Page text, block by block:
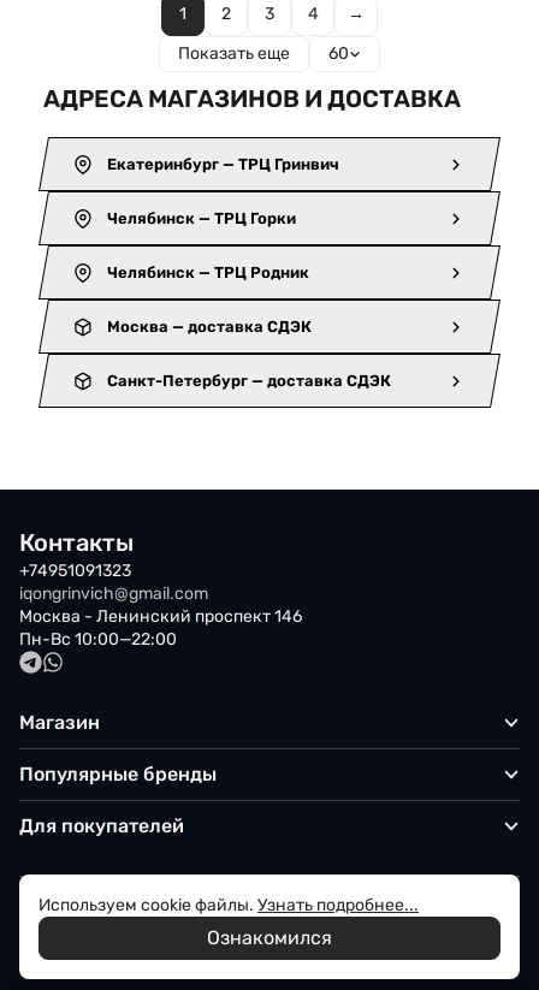
1 2 3 4
→
Показать еще
60
АДРЕСА МАГАЗИНОВ И ДОСТАВКА
Екатеринбург — ТРЦ Гринвич
Челябинск — ТРЦ Горки
Челябинск — ТРЦ Родник
Москва — доставка СДЭК
Санкт-Петербург — доставка СДЭК
Контакты
+74951091323
iqongrinvich@gmail.com
Москва - Ленинский проспект 146
Пн-Вс 10:00—22:00
Магазин
Популярные бренды
Для покупателей
© 2026 Iqon - Магазин вашего стиля
Политика обработки персональных данных
Используем cookie файлы. Узнать подробнее...
Ознакомился